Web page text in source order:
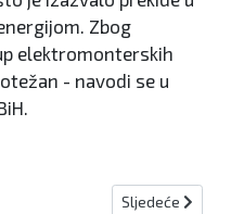
Zbog
elektromonterskih
- navodi se u
strica Sljedeći
Sljedeće